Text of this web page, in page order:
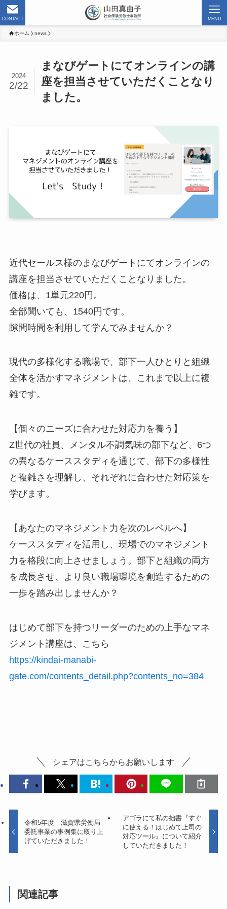
CONTACT MENU
ホーム news
まなびゲートにてオンラインの講
座を担当させていただくことなり
ました。
2024
2/22
近代セールス様のまなびゲートにてオンラインの
講座を担当させていただくことなりました。
価格は、1単元220円。
全部聞いても、1540円です。
隙間時間を利用して学んでみませんか？
現代の多様化する職場で、部下一人ひとりと組織
全体を活かすマネジメントは、これまで以上に複
雑です。
【個々のニーズに合わせた対応力を養う】
Z世代の社員、メンタル不調気味の部下など、6つ
の異なるケーススタディを通じて、部下の多様性
と複雑さを理解し、それぞれに合わせた対応策を
学びます。
【あなたのマネジメント力を次のレベルへ】
ケーススタディを活用し、現場でのマネジメント
力を格段に向上させましょう。部下と組織の両方
を成長させ、より良い職場環境を創造するための
一歩を踏み出しませんか？
はじめて部下を持つリーダーのための上手なマネ
ジメント講座は、こちら
https://kindai-manabi-
gate.com/contents_detail.php?contents_no=384
シェアはこちらからお願いします
令和5年度 滋賀県労働局
委託事業の事例集に取り上
げていただきました！
アゴラにて私の拙書『すぐ
に使える！はじめて上司の
対応ツール』について紹介
していただきました！
関連記事